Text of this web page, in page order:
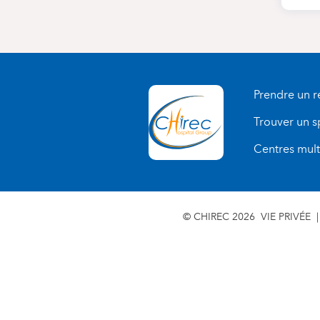
Prendre un
Trouver un
Centres
© CHIREC 2026 VIE PRIVÉE